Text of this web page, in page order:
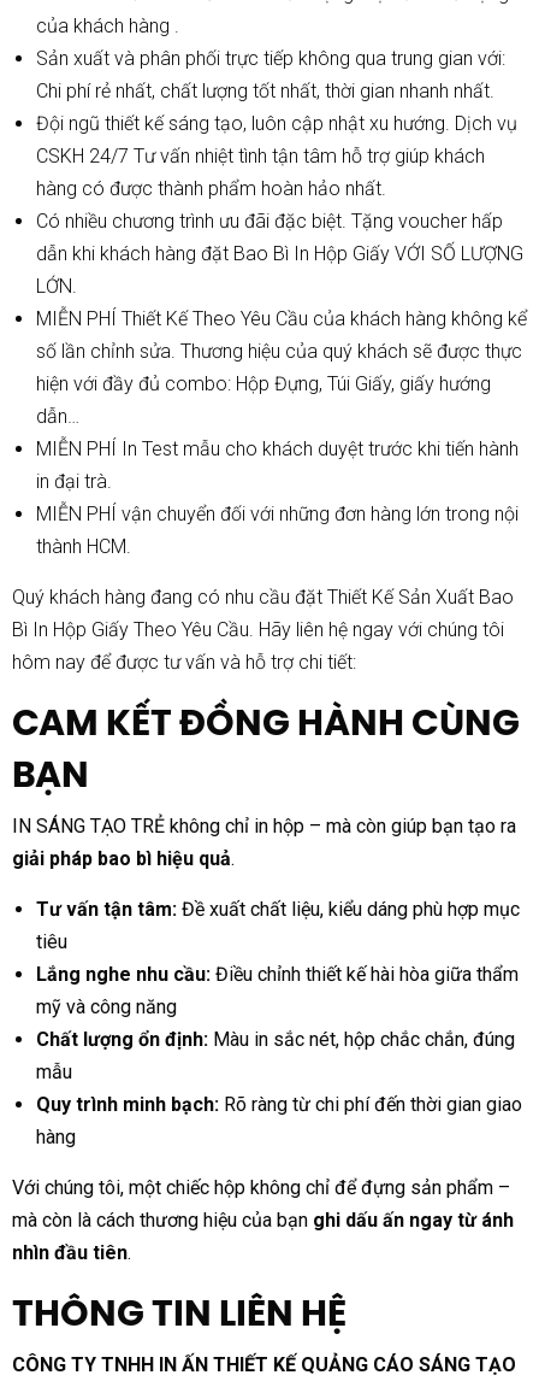
của khách hàng .
Sản xuất và phân phối trực tiếp không qua trung gian với:
Chi phí rẻ nhất, chất lượng tốt nhất, thời gian nhanh nhất.
Đội ngũ thiết kế sáng tạo, luôn cập nhật xu hướng. Dịch vụ
CSKH 24/7 Tư vấn nhiệt tình tận tâm hỗ trợ giúp khách
hàng có được thành phẩm hoàn hảo nhất.
Có nhiều chương trình ưu đãi đặc biệt. Tặng voucher hấp
dẫn khi khách hàng đặt Bao Bì In Hộp Giấy VỚI SỐ LƯỢNG
LỚN.
MIỄN PHÍ Thiết Kế Theo Yêu Cầu của khách hàng không kể
số lần chỉnh sửa. Thương hiệu của quý khách sẽ được thực
hiện với đầy đủ combo: Hộp Đựng, Túi Giấy, giấy hướng
dẫn…
MIỄN PHÍ In Test mẫu cho khách duyệt trước khi tiến hành
in đại trà.
MIỄN PHÍ vận chuyển đối với những đơn hàng lớn trong nội
thành HCM.
Quý khách hàng đang có nhu cầu đặt Thiết Kế Sản Xuất Bao
Bì In Hộp Giấy Theo Yêu Cầu. Hãy liên hệ ngay với chúng tôi
hôm nay để được tư vấn và hỗ trợ chi tiết:
CAM KẾT ĐỒNG HÀNH CÙNG
BẠN
IN SÁNG TẠO TRẺ không chỉ in hộp – mà còn giúp bạn tạo ra
giải pháp bao bì hiệu quả.
Tư vấn tận tâm: Đề xuất chất liệu, kiểu dáng phù hợp mục
tiêu
Lắng nghe nhu cầu: Điều chỉnh thiết kế hài hòa giữa thẩm
mỹ và công năng
Chất lượng ổn định: Màu in sắc nét, hộp chắc chắn, đúng
mẫu
Quy trình minh bạch: Rõ ràng từ chi phí đến thời gian giao
hàng
Với chúng tôi, một chiếc hộp không chỉ để đựng sản phẩm –
mà còn là cách thương hiệu của bạn ghi dấu ấn ngay từ ánh
nhìn đầu tiên.
THÔNG TIN LIÊN HỆ
CÔNG TY TNHH IN ẤN THIẾT KẾ QUẢNG CÁO SÁNG TẠO